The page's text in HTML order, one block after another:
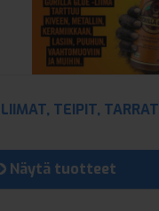
LIIMAT, TEIPIT, TARRAT
Näytä tuotteet